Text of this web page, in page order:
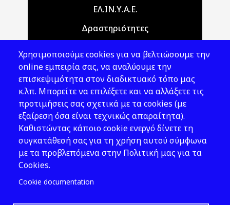
Main navigationΕΛ.ΙΝ.Υ.Α.Ε.
Δραστηριότητες
Νομοθεσία
Εκδόσεις
Νέα - Εκδηλώσεις
Ακολουθήστε μας
Χρησιμοποιούμε cookies για να βελτιώσουμε την
online εμπειρία σας, να αναλύουμε την
επισκεψιμότητα στον διαδικτυακό τόπο μας
κ.λπ. Μπορείτε να επιλέξετε και να αλλάξετε τις
προτιμήσεις σας σχετικά με τα cookies (με
εξαίρεση όσα είναι τεχνικώς απαραίτητα).
Καθιστώντας κάποιο cookie ενεργό δίνετε τη
συγκατάθεσή σας για τη χρήση αυτού σύμφωνα
με τα προβλεπόμενα στην Πολιτική μας για τα
Cookies.
Cookie documentation